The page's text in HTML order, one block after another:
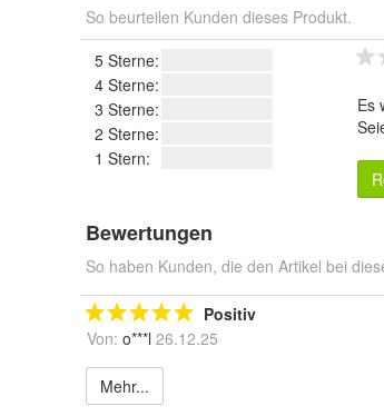
So beurteilen Kunden dieses Produkt.
5 Sterne:
4 Sterne:
3 Sterne:
2 Sterne:
1 Stern:
Es
Bewertungen
So haben Kunden, die den Artikel bei
Positiv
Von: o***l 26.12.25
Mehr...